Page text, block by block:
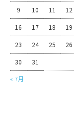
« 7月
9 10 11 12
16 17 18 19
23 24 25 26
30 31